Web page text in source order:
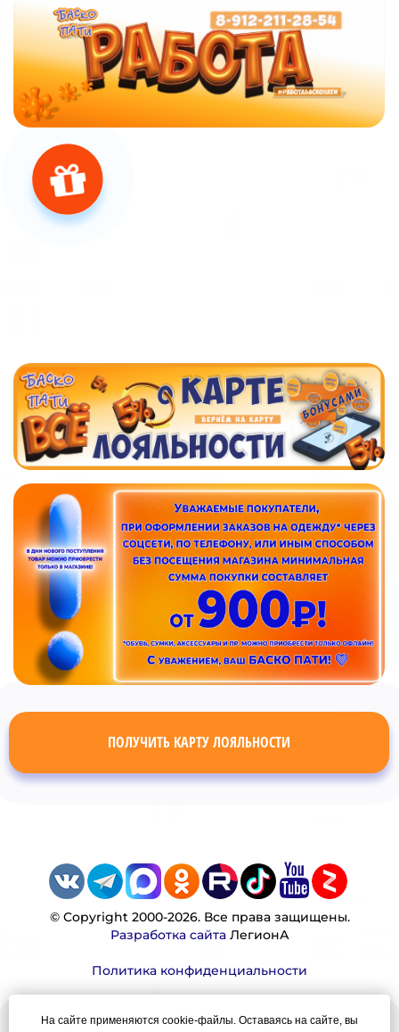
ПОЛУЧИТЬ КАРТУ ЛОЯЛЬНОСТИ
© Copyright 2000-2026. Все права защищены.
Разработка сайтаЛегионА
Политика конфиденциальности
На сайте применяются cookie-файлы. Оставаясь на сайте, вы